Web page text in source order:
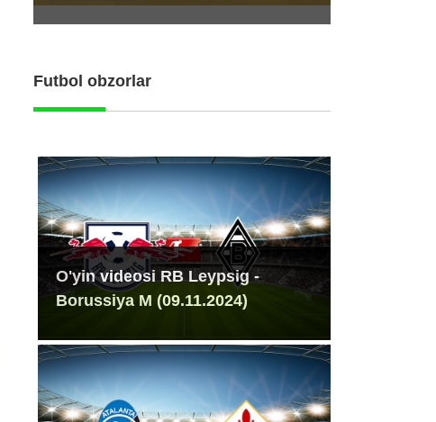
Futbol obzorlar
O'yin videosi RB Leypsig -
Borussiya M (09.11.2024)